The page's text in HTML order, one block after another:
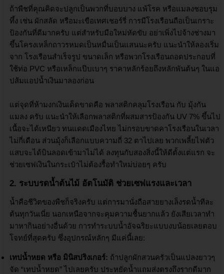
ถ้าพืชที่คุณคิดจะปลูกเป็นพวกที่บอบบาง แพ้โรค หรือแมลงชอบรุม
ทึ้ง เช่น ผักสลัด หรือมะเขือเทศเชอร์รี่ การมีโรงเรือนถือเป็นเกราะ
ป้องกันที่ดีมากครับ แต่สำหรับมือใหม่หัดขับ อย่าเพิ่งไปจ้างช่างมา
ขึ้นโครงเหล็กถาวรหมดเป็นหมื่นเป็นแสนนะครับ แนะนำให้ลองเริ่ม
จาก โรงเรือนสำเร็จรูป ขนาดเล็ก หรือพวกโรงเรือนถอดประกอบที่
ใช้ท่อ PVC หรือเหล็กแป๊บเบาๆ ราคาหลักร้อยถึงหลักพันต้นๆ ในแอ
ปส้มแอปน้ำเงินมาลองก่อน
แต่จุดที่ห้ามงกเงินเด็ดขาดคือ พลาสติกคลุมโรงเรือน กับ มุ้งกัน
แมลง ครับ แนะนำให้เลือกพลาสติกที่ผสมสารป้องกัน UV 7% ขึ้นไป
เนื้อจะได้เหนียว ทนแดดเมืองไทย ไม่กรอบขาดคาโรงเรือนในเวลา
ไม่กี่เดือน ส่วนมุ้งก็เลือกแบบความถี่ 32 ตาไปเลย พวกเพลี้ยไฟตัว
แสบจะได้บินลอดเข้ามาไม่ได้ ลงทุนกับสองสิ่งนี้ให้ดีตั้งแต่แรก จะ
ช่วยเซฟเงินในกระเป๋าไม่ต้องรื้อทำใหม่บ่อยๆ ครับ
2. ระบบรดน้ำต้นไม้ อัตโนมัติ ช่วยเซฟแรงและเวลา
น้ำคือชีวิตของพืชก็จริงครับ แต่การมานั่งถือสายยางเล็งรดน้ำทีละ
ต้นทุกวันเนี่ย นอกเหนือจากจะคุมความชื้นยากแล้ว ยังเสียเวลาทำ
มาหากินอย่างอื่นด้วย การทำระบบน้ำอัจฉริยะแบบงบน้อยเลยตอบ
โจทย์ที่สุดครับ ซึ่งอุปกรณ์หลักๆ มีแค่นี้เลย:
เทปน้ำหยด หรือ มินิสปริงเกอร์: ถ้าปลูกผักสวนครัวเป็นแปลงยาวๆ
จัด “เทปน้ำหยด” ไปเลยครับ ประหยัดน้ำแถมส่งตรงถึงรากดีมาก